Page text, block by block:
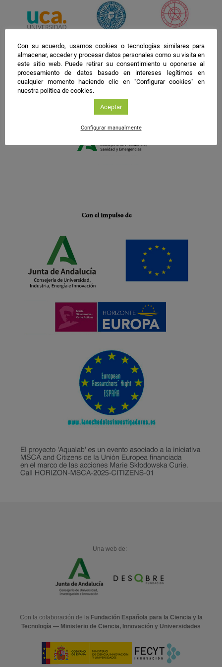
Una web de:
Con la colaboración de la Fundación Española para la Ciencia y la
Tecnología — Ministerio de Ciencia, Innovación y Universidades
Con su acuerdo, usamos cookies o tecnologías similares para
almacenar, acceder y procesar datos personales como su visita en
este sitio web. Puede retirar su consentimiento u oponerse al
procesamiento de datos basado en intereses legítimos en
cualquier momento haciendo clic en "Configurar cookies" en
nuestra política de cookies.
Aceptar
Configurar manualmente